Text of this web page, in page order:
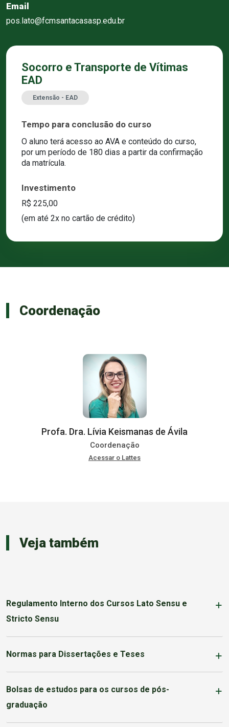
Email
pos.lato@fcmsantacasasp.edu.br
Socorro e Transporte de Vítimas
EAD
Extensão - EAD
Tempo para conclusão do curso
O aluno terá acesso ao AVA e conteúdo do curso,
por um período de 180 dias a partir da confirmação
da matrícula.
Investimento
R$ 225,00
(em até 2x no cartão de crédito)
Coordenação
Profa. Dra. Lívia Keismanas de Ávila
Coordenação
Acessar o Lattes
Veja também
Regulamento Interno dos Cursos Lato Sensu e
Stricto Sensu
Normas para Dissertações e Teses
Bolsas de estudos para os cursos de pós-
graduação